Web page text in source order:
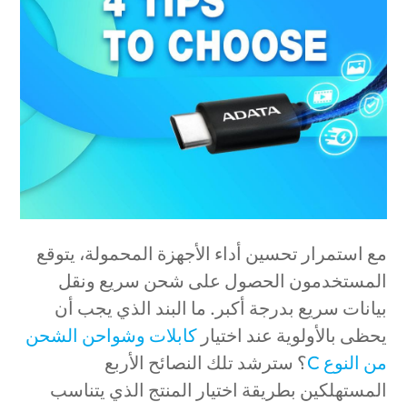
مع استمرار تحسين أداء الأجهزة المحمولة، يتوقع
المستخدمون الحصول على شحن سريع ونقل
بيانات سريع بدرجة أكبر. ما البند الذي يجب أن
يحظى بالأولوية عند اختياركابلات وشواحن الشحن
من النوع C
؟ سترشد تلك النصائح الأربع
المستهلكين بطريقة اختيار المنتج الذي يتناسب